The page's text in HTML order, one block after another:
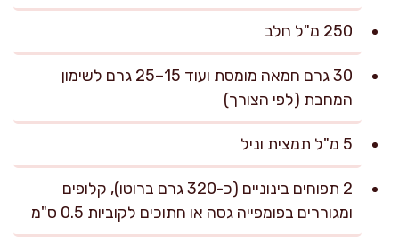
250 מ"ל חלב
30 גרם חמאה מומסת ועוד 15–25 גרם לשימון
המחבת (לפי הצורך)
5 מ"ל תמצית וניל
2 תפוחים בינוניים (כ-320 גרם ברוטו), קלופים
ומגוררים בפומפייה גסה או חתוכים לקוביות 0.5 ס"מ